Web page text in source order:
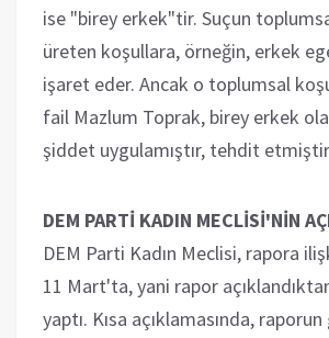
ise "birey erkek"tir. Suçun
üreten koşullara, örneğin, erkek
işaret eder. Ancak o toplumsal
fail Mazlum Toprak, birey erkek
şiddet uygulamıştır, tehdit
DEM PARTİ KADIN MECLİSİ'NİN
DEM Parti Kadın Meclisi, rapora
11 Mart'ta, yani rapor
yaptı. Kısa açıklamasında,